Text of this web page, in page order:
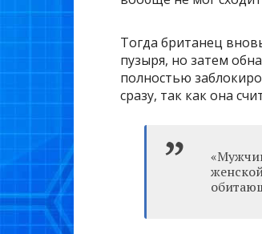
Тогда британец
пузыря, но затем
полностью
сразу, так как она